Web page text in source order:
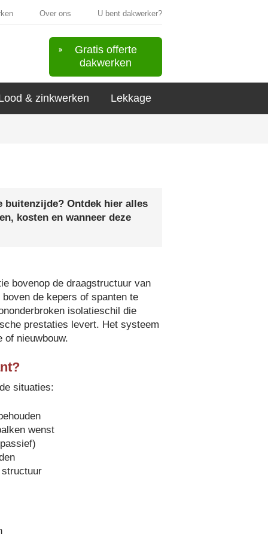
Over ons U bent dakwerker?
Gratis offerte
dakwerken
& zinkwerken Lekkage
buitenzijde? Ontdek hier alles
kosten en wanneer deze
bovenop de draagstructuur van
de kepers of spanten te
isolatieschil die
prestaties levert. Het systeem
of nieuwbouw.
situaties:
wenst